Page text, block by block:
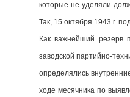
которые не уделяли
Так, 15 октября 1943 г.
Как важнейший резерв
заводской партийно-
определялись
ходе месячника по